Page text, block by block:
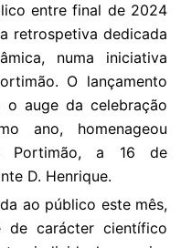
entre final de 2024
retrospetiva dedicada
numa iniciativa
O lançamento
auge da celebração
ano, homenageou
Portimão, a 16 de
D. Henrique.
ao público este mês,
de carácter científico